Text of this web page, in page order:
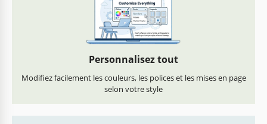
Personnalisez tout
Modifiez facilement les couleurs, les polices et les mises en page
selon votre style